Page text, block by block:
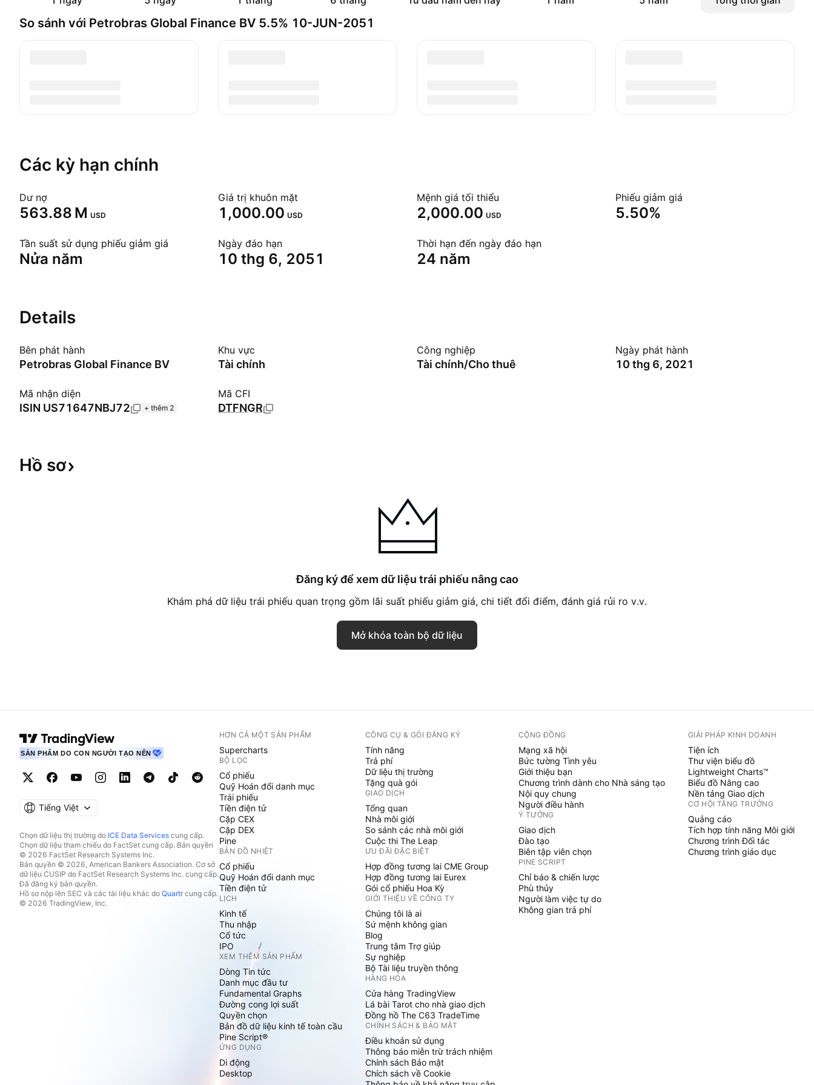
So sánh với Petrobras Global Finance BV 5.5% 10-JUN-2051
Các kỳ hạn chính
Dư nợ
‪563.88 M‬ USD
Giá trị khuôn mặt
1,000.00 USD
Mệnh giá tối thiểu
2,000.00 USD
Phiếu giảm giá
5.50%
Tần suất sử dụng phiếu giảm giá
Nửa năm
Ngày đáo hạn
10 thg 6, 2051
Thời hạn đến ngày đáo hạn
24 năm
Details
Bên phát hành
Petrobras Global Finance BV
Khu vực
Tài chính
Công nghiệp
Tài chính/Cho thuê
Ngày phát hành
10 thg 6, 2021
Mã nhận diện
ISIN US71647NBJ72 + thêm 2
Mã CFI
DTFNGR
Hồ sơ
Đăng ký để xem dữ liệu trái phiếu nâng cao
Khám phá dữ liệu trái phiếu quan trọng gồm lãi suất phiếu giảm giá, chi tiết đổi điểm, đánh giá rủi ro v.v.
Mở khóa toàn bộ dữ liệu
SẢN PHẨM DO CON NGƯỜI TẠO NÊN
Tiếng Việt
Chọn dữ liệu thị trường do ICE Data Services cung cấp.
Chọn dữ liệu tham chiếu do FactSet cung cấp. Bản quyền
© 2026 FactSet Research Systems Inc.
Bản quyền © 2026, American Bankers Association. Cơ sở
dữ liệu CUSIP do FactSet Research Systems Inc. cung cấp.
Đã đăng ký bản quyền.
Hồ sơ nộp lên SEC và các tài liệu khác do Quartrcung cấp.
© 2026 TradingView, Inc.
HƠN CẢ MỘT SẢN PHẨM
Supercharts
BỘ LỌC
Cổ phiếu
Quỹ Hoán đổi danh mục
Trái phiếu
Tiền điện tử
Cặp CEX
Cặp DEX
Pine
BẢN ĐỒ NHIỆT
Cổ phiếu
Quỹ Hoán đổi danh mục
Tiền điện tử
LỊCH
Kinh tế
Thu nhập
Cổ tức
IPO
XEM THÊM SẢN PHẨM
Dòng Tin tức
Danh mục đầu tư
Fundamental Graphs
Đường cong lợi suất
Quyền chọn
Bản đồ dữ liệu kinh tế toàn cầu
Pine Script®
ỨNG DỤNG
Di động
Desktop
CÔNG CỤ & GÓI ĐĂNG KÝ
Tính năng
Trả phí
Dữ liệu thị trường
Tặng quà gói
GIAO DỊCH
Tổng quan
Nhà môi giới
So sánh các nhà môi giới
Cuộc thi The Leap
ƯU ĐÃI ĐẶC BIỆT
Hợp đồng tương lai CME Group
Hợp đồng tương lai Eurex
Gói cổ phiếu Hoa Kỳ
GIỚI THIỆU VỀ CÔNG TY
Chúng tôi là ai
Sứ mệnh không gian
Blog
Trung tâm Trợ giúp
Sự nghiệp
Bộ Tài liệu truyền thông
HÀNG HÓA
Cửa hàng TradingView
Lá bài Tarot cho nhà giao dịch
Đồng hồ The C63 TradeTime
CHÍNH SÁCH & BẢO MẬT
Điều khoản sử dụng
Thông báo miễn trừ trách nhiệm
Chính sách Bảo mật
Chích sách về Cookie
CỘNG ĐỒNG
Mạng xã hội
Bức tường Tình yêu
Giới thiệu bạn
Chương trình dành cho Nhà sáng tạo
Nội quy chung
Người điều hành
Ý TƯỞNG
Giao dịch
Đào tạo
Biên tập viên chọn
PINE SCRIPT
Chỉ báo & chiến lược
Phù thủy
Người làm việc tự do
Không gian trả phí
GIẢI PHÁP KINH DOANH
Tiện ích
Thư viện biểu đồ
Lightweight Charts™
Biểu đồ Nâng cao
Nền tảng Giao dịch
CƠ HỘI TĂNG TRƯỞNG
Quảng cáo
Tích hợp tính năng Môi giới
Chương trình Đối tác
Chương trình giáo dục